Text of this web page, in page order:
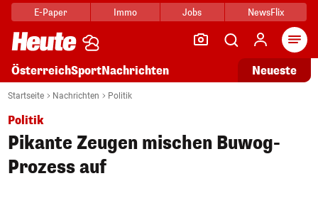
E-Paper Immo Jobs NewsFlix
ÖsterreichSportNachrichten Neueste
Startseite Nachrichten Politik
Politik
Pikante Zeugen mischen Buwog-
Prozess auf